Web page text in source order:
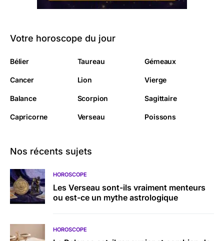
Votre horoscope du jour
Bélier Taureau Gémeaux
Cancer Lion Vierge
Balance Scorpion Sagittaire
Capricorne Verseau Poissons
Nos récents sujets
HOROSCOPE
Les Verseau sont-ils vraiment menteurs
ou est-ce un mythe astrologique
HOROSCOPE